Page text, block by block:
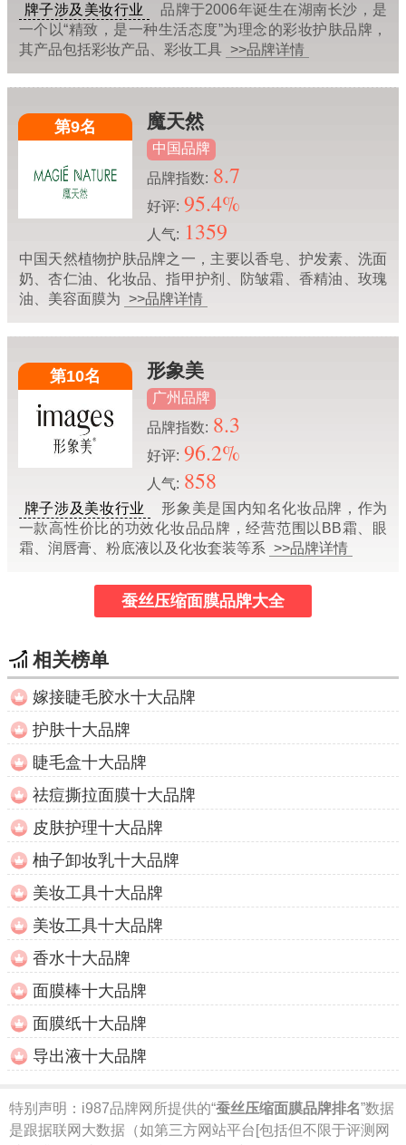
牌子涉及美妆行业
品牌于2006年诞生在湖南长沙，是
一个以“精致，是一种生活态度”为理念的彩妆护肤品牌，
其产品包括彩妆产品、彩妆工具 >>品牌详情
第9名 魔天然
中国品牌
品牌指数: 8.7
好评: 95.4%
人气: 1359
中国天然植物护肤品牌之一，主要以香皂、护发素、洗面
奶、杏仁油、化妆品、指甲护剂、防皱霜、香精油、玫瑰
油、美容面膜为 >>品牌详情
第10名 形象美
广州品牌
品牌指数: 8.3
好评: 96.2%
人气: 858
牌子涉及美妆行业
形象美是国内知名化妆品牌，作为
一款高性价比的功效化妆品品牌，经营范围以BB霜、眼
霜、润唇膏、粉底液以及化妆套装等系 >>品牌详情
蚕丝压缩面膜品牌大全
相关榜单
嫁接睫毛胶水十大品牌
护肤十大品牌
睫毛盒十大品牌
祛痘撕拉面膜十大品牌
皮肤护理十大品牌
柚子卸妆乳十大品牌
美妆工具十大品牌
美妆工具十大品牌
香水十大品牌
面膜棒十大品牌
面膜纸十大品牌
导出液十大品牌
特别声明： i987品牌网所提供的“蚕丝压缩面膜品牌排名”数据
是跟据联网大数据（如第三方网站平台[包括但不限于评测网